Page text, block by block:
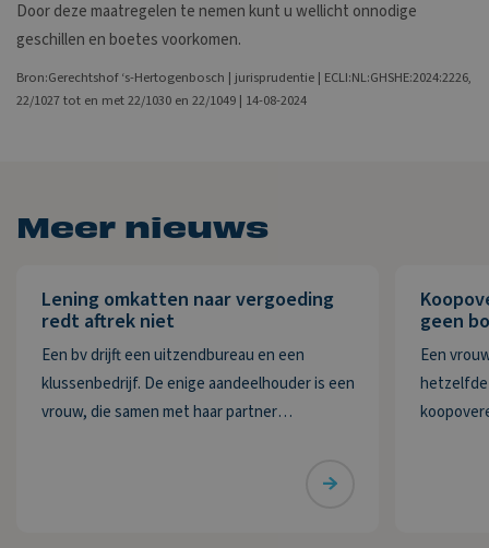
Door deze maatregelen te nemen kunt u wellicht onnodige
geschillen en boetes voorkomen.
Bron:Gerechtshof ‘s-Hertogenbosch | jurisprudentie | ECLI:NL:GHSHE:2024:2226,
22/1027 tot en met 22/1030 en 22/1049 | 14-08-2024
Meer nieuws
Lening omkatten naar vergoeding
redt aftrek niet
Een bv drijft een uitzendbureau en een
klussenbedrijf. De enige aandeelhouder is een
vrouw, die samen met haar partner
geen
Een
hetzelfde